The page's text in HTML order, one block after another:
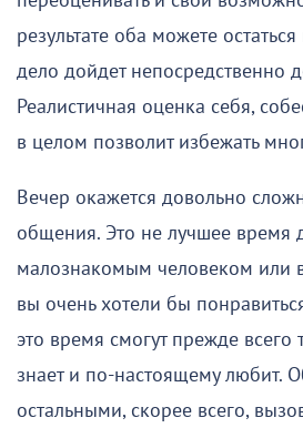
результате оба можете
дело дойдет непосредственно
Реалистичная оценка себя,
в целом позволит избежать
Вечер окажется довольно
общения. Это не лучшее время
малознакомым человеком или
вы очень хотели бы
это время смогут прежде всего
знает и по-настоящему любит.
остальными, скорее всего,